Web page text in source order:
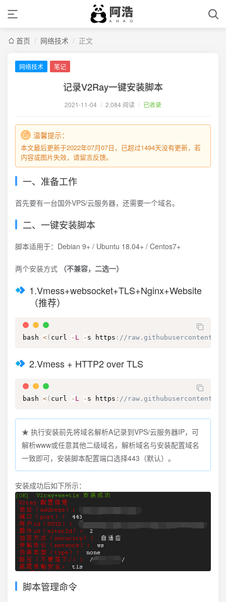
首页 / 网络技术 / 正文
网络技术 笔记
记录V2Ray一键安装脚本
2021-11-04 / 2,084 阅读 / 已收录
温馨提示：
本文最后更新于2022年07月07日，已超过1494天没有更新，若
内容或图片失效，请留言反馈。
一、准备工作
首先要有一台国外VPS/云服务器，还需要一个域名。
二、一键安装脚本
脚本适用于：Debian 9+ / Ubuntu 18.04+ / Centos7+
两个安装方式 （不兼容，二选一）
1.Vmess+websocket+TLS+Nginx+Website
（推荐）
bash < ( curl - L - s https : //
2.Vmess + HTTP2 over TLS
bash < ( curl - L - s https : //
★ 执行安装前先将域名解析A记录到VPS/云服务器IP，可
解析www或任意其他二级域名，解析域名与安装配置域名
一致即可，安装脚本配置端口选择443（默认）。
安装成功后如下所示：
脚本管理命令